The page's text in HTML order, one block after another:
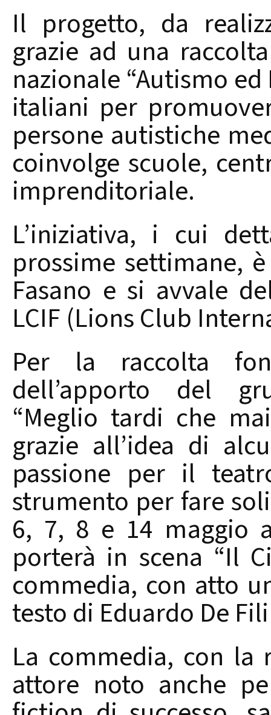
Il progetto, da
grazie ad una
nazionale “Autismo
italiani per
persone autistiche
coinvolge scuole,
imprenditoriale.
L’iniziativa, i cui
prossime settimane,
Fasano e si avvale
LCIF (Lions Club
Per la raccolta
dell’apporto del
“Meglio tardi che
grazie all’idea di
passione per il
strumento per fare
6, 7, 8 e 14 maggio
porterà in scena “Il
commedia, con atto
testo di Eduardo De
La commedia, con la
attore noto anche